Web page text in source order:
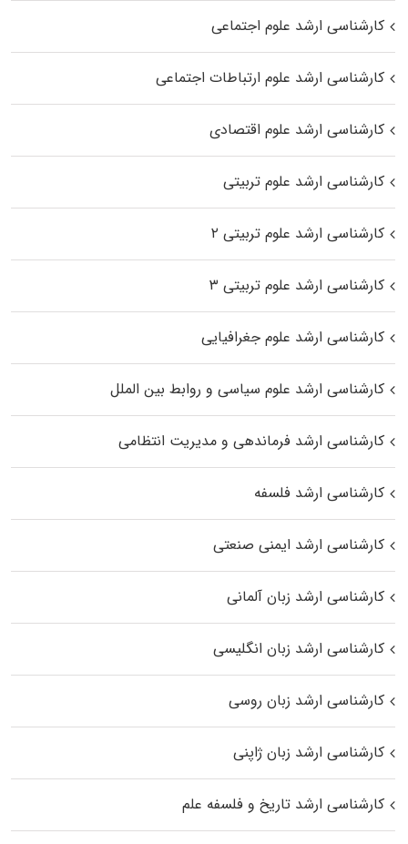
کارشناسی ارشد علوم اجتماعی
کارشناسی ارشد علوم ارتباطات اجتماعی
کارشناسی ارشد علوم اقتصادی
کارشناسی ارشد علوم تربیتی
کارشناسی ارشد علوم تربیتی ۲
کارشناسی ارشد علوم تربیتی ۳
کارشناسی ارشد علوم جغرافیایی
کارشناسی ارشد علوم سیاسی و روابط بین الملل
کارشناسی ارشد فرماندهی و مدیریت انتظامی
کارشناسی ارشد فلسفه
کارشناسی ارشد ایمنی صنعتی
کارشناسی ارشد زبان آلمانی
کارشناسی ارشد زبان انگلیسی
کارشناسی ارشد زبان روسی
کارشناسی ارشد زبان ژاپنی
کارشناسی ارشد تاریخ و فلسفه علم